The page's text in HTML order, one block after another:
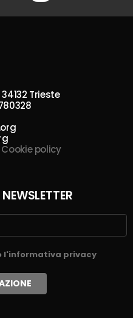
Trieste
Cookie policy
l'informativa privacy